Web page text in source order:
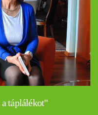
táplálékot"